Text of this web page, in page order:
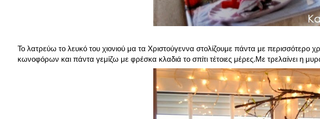
Το λατρεύω το λευκό του χιονιού μα τα Χριστούγεννα στολίζουμε πάντα με
κωνοφόρων και πάντα γεμίζω με φρέσκα κλαδιά το σπίτι τέτοιες μέρες.Με τρελαίνει η